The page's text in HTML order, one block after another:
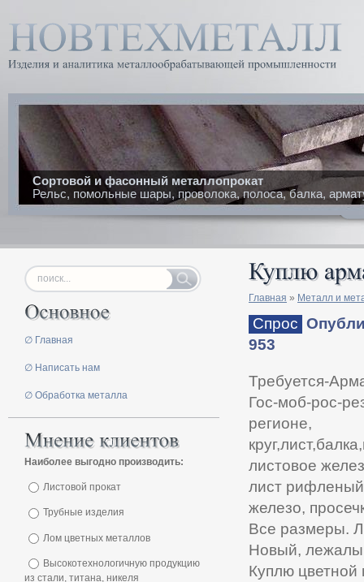
Сортовой и фасонный металлопрокат
Рельс, помольные шары, проволока, полоса, балка,
Главная » Металл и
Спрос
953
Требуется-
Гос-моб-рос-
регионе,
листовое
лист
железо,
Все размеры.
Новый,
Куплю цветной
∅ Главная
∅ Написать нам
∅ Обработка металла
Наиболее выгодно производить:
Листовой прокат
Трубные изделия
Лом цветных металлов
Высокотехнологичную продукцию
из стали, титана, никеля